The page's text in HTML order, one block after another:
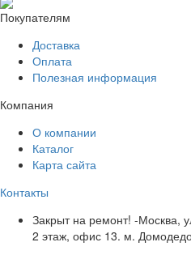
Покупателям
Доставка
Оплата
Полезная информация
Компания
О компании
Каталог
Карта сайта
Контакты
Закрыт на ремонт! -Москва,
2 этаж, офис 13. м.